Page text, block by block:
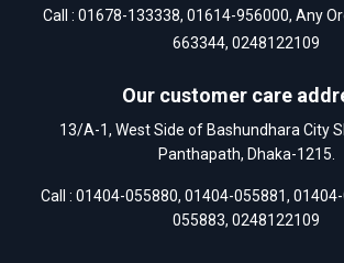
Call : 01678-133338, 01614-956000, Any
663344, 0248122109
Our customer care
13/A-1, West Side of Bashundhara City
Panthapath, Dhaka-1215.
Call : 01404-055880, 01404-055881,
055883, 0248122109